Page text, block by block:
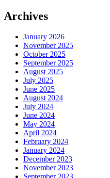
Archives
January 2026
November 2025
October 2025
September 2025
August 2025
July 2025
June 2025
August 2024
July 2024
June 2024
May 2024
April 2024
February 2024
January 2024
December 2023
November 2023
September 2023